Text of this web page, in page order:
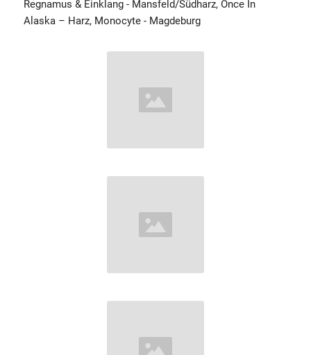
Regnamus & Einklang - Mansfeld/Südharz, Once In
Alaska – Harz, Monocyte - Magdeburg